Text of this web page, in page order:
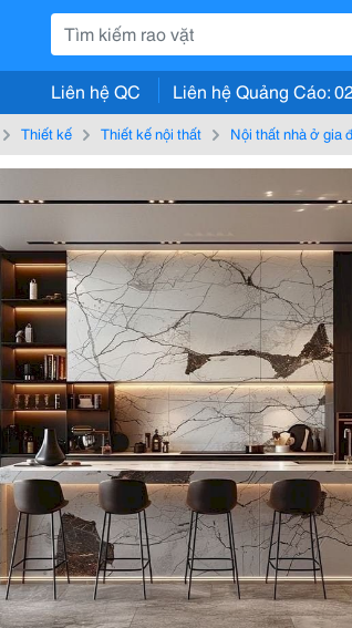
Liên hệ QC Liên hệ Quảng Cáo:
Thiết kế Thiết kế nội thất Nội thất nhà ở gia